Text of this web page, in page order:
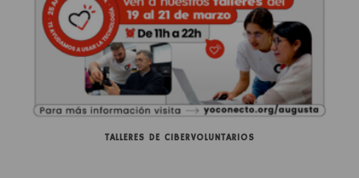
TALLERES DE CIBERVOLUNTARIOS